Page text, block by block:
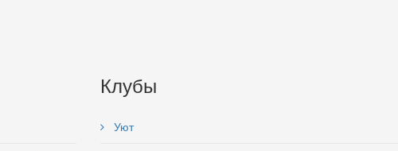
Клубы
Уют